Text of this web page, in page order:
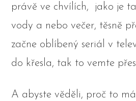
právě ve chvílích, jako je
vody a nebo večer, těsně
začne oblíbený seriál v
do křesla, tak to vemte
A abyste věděli, proč to